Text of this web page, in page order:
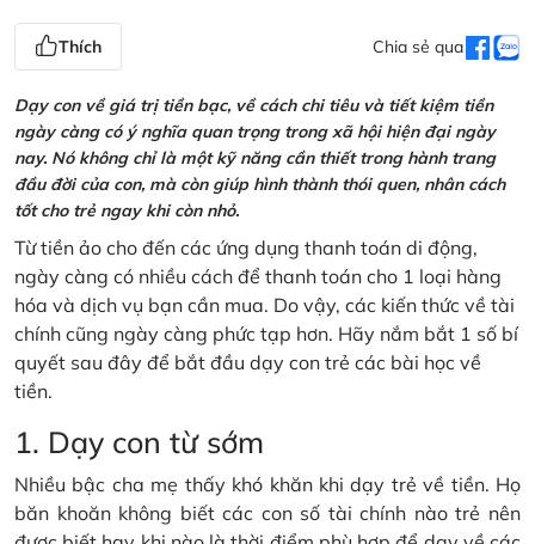
Thích Chia sẻ qua
Dạy con về giá trị tiền bạc, về cách chi tiêu và tiết kiệm tiền
ngày càng có ý nghĩa quan trọng trong xã hội hiện đại ngày
nay. Nó không chỉ là một kỹ năng cần thiết trong hành trang
đầu đời của con, mà còn giúp hình thành thói quen, nhân cách
tốt cho trẻ ngay khi còn nhỏ.
Từ tiền ảo cho đến các ứng dụng thanh toán di động,
ngày càng có nhiều cách để thanh toán cho 1 loại hàng
hóa và dịch vụ bạn cần mua. Do vậy, các kiến thức về tài
chính cũng ngày càng phức tạp hơn. Hãy nắm bắt 1 số bí
quyết sau đây để bắt đầu dạy con trẻ các bài học về
tiền.
1. Dạy con từ sớm
Nhiều bậc cha mẹ thấy khó khăn khi dạy trẻ về tiền. Họ
băn khoăn không biết các con số tài chính nào trẻ nên